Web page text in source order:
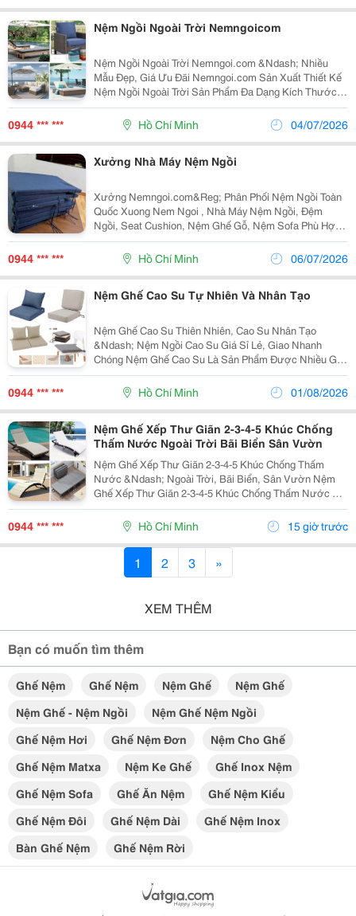
Nệm Ngồi Ngoài Trời Nemngoicom
Nệm Ngồi Ngoài Trời Nemngoi.com &Ndash; Nhiều
Mẫu Đẹp, Giá Ưu Đãi Nemngoi.com Sản Xuất Thiết Kế
Nệm Ngồi Ngoài Trời Sản Phẩm Đa Dạng Kích Thước,
Màu Sắc, Chất Liệu Chống Thấm, Chống Nắng, Bền
Màu. Khách Hàng Dễ Dàng Lựa Chọn Nệm Ghế Gỗ,
Nệm Bệt, Nệm...
0944 *** *** Hồ Chí Minh 04/07/2026
Xưởng Nhà Máy Nệm Ngồi
Xưởng Nemngoi.com&Reg; Phân Phối Nệm Ngồi Toàn
Quốc Xuong Nem Ngoi , Nhà Máy Nệm Ngồi, Đệm
Ngồi, Seat Cushion, Nệm Ghế Gỗ, Nệm Sofa Phù Hợp
Quán Café, Trà Sữa, Nhà Hàng, Resort, Homestay Và
Nhiều Không Gian Nội Thất Hiện Đại. Nhận May...
0944 *** *** Hồ Chí Minh 06/07/2026
Nệm Ghế Cao Su Tự Nhiên Và Nhân Tạo
Nệm Ghế Cao Su Thiên Nhiên, Cao Su Nhân Tạo
&Ndash; Nệm Ngồi Cao Su Giá Sỉ Lẻ, Giao Nhanh
Chóng Nệm Ghế Cao Su Là Sản Phẩm Được Nhiều Gia
Đình, Quán Cafe, Nhà Hàng, Văn Phòng Và Trường Học
Lựa Chọn Để Lót Ghế Gỗ, Ghế Sofa, Ghế Băng, Ghế
Nhựa Hoặc...
0944 *** *** Hồ Chí Minh 01/08/2026
Nệm Ghế Xếp Thư Giãn 2-3-4-5 Khúc Chống
Thấm Nước Ngoài Trời Bãi Biển Sân Vườn
Nệm Ghế Xếp Thư Giãn 2-3-4-5 Khúc Chống Thấm
Nước &Ndash; Ngoài Trời, Bãi Biển, Sân Vườn Nệm
Ghế Xếp Thư Giãn 2-3-4-5 Khúc Chống Thấm Nước Có
Nhiều Mẫu, Kích Thước, Màu Sắc Và Chất Liệu Phù
Hợp Nhu Cầu Lựa Chọn. Sản Phẩm Hoàn Thiện Tỉ Mỉ,
Bền Đẹp,...
0944 *** *** Hồ Chí Minh 15 giờ trước
1 2 3 »
XEM THÊM
Bạn có muốn tìm thêm
Ghế Nệm Ghế Nệm Nệm Ghế
Nệm Ghế
Nệm Ghế - Nệm Ngồi
Nệm Ghế Nệm Ngồi
Ghế Nệm Hơi
Ghế Nệm Đơn
Nệm Cho Ghế
Ghế Nệm Matxa
Nệm Ke Ghế
Ghế Inox Nệm
Ghế Nệm Sofa
Ghế Ăn Nệm
Ghế Nệm Kiểu
Ghế Nệm Đôi
Ghế Nệm Dài
Ghế Nệm Inox
Bàn Ghế Nệm
Ghế Nệm Rời